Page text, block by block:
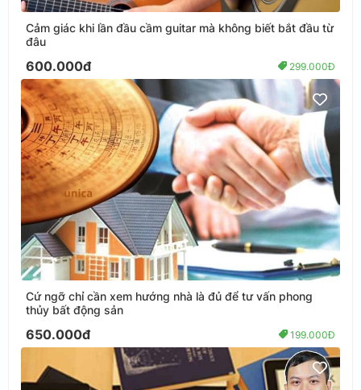
Cảm giác khi lần đầu cầm guitar mà không biết bắt đầu từ
đâu
600.000đ 299.000Đ
Cứ ngỡ chỉ cần xem hướng nhà là đủ để tư vấn phong
thủy bất động sản
650.000đ 199.000Đ